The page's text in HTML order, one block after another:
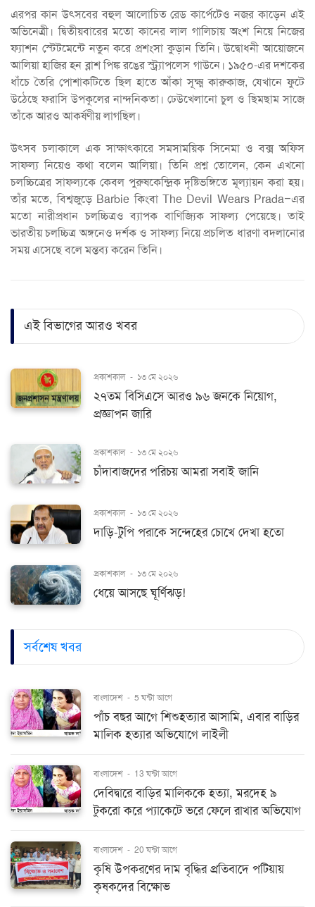
এরপর কান উৎসবের বহুল আলোচিত রেড কার্পেটেও নজর কাড়েন এই
অভিনেত্রী। দ্বিতীয়বারের মতো কানের লাল গালিচায় অংশ নিয়ে নিজের
ফ্যাশন স্টেটমেন্টে নতুন করে প্রশংসা কুড়ান তিনি। উদ্বোধনী আয়োজনে
আলিয়া হাজির হন ব্লাশ পিঙ্ক রঙের স্ট্র্যাপলেস গাউনে। ১৯৫০-এর দশকের
ধাঁচে তৈরি পোশাকটিতে ছিল হাতে আঁকা সূক্ষ্ম কারুকাজ, যেখানে ফুটে
উঠেছে ফরাসি উপকূলের নান্দনিকতা। ঢেউখেলানো চুল ও ছিমছাম সাজে
তাঁকে আরও আকর্ষণীয় লাগছিল।
উৎসব চলাকালে এক সাক্ষাৎকারে সমসাময়িক সিনেমা ও বক্স অফিস
সাফল্য নিয়েও কথা বলেন আলিয়া। তিনি প্রশ্ন তোলেন, কেন এখনো
চলচ্চিত্রের সাফল্যকে কেবল পুরুষকেন্দ্রিক দৃষ্টিভঙ্গিতে মূল্যায়ন করা হয়।
তাঁর মতে, বিশ্বজুড়ে Barbie কিংবা The Devil Wears Prada–এর
মতো নারীপ্রধান চলচ্চিত্রও ব্যাপক বাণিজ্যিক সাফল্য পেয়েছে। তাই
ভারতীয় চলচ্চিত্র অঙ্গনেও দর্শক ও সাফল্য নিয়ে প্রচলিত ধারণা বদলানোর
সময় এসেছে বলে মন্তব্য করেন তিনি।
এই বিভাগের আরও খবর
প্রকাশকাল - ১৩ মে ২০২৬
২৭তম বিসিএসে আরও ৯৬ জনকে নিয়োগ,
প্রজ্ঞাপন জারি
প্রকাশকাল - ১৩ মে ২০২৬
চাঁদাবাজদের পরিচয় আমরা সবাই জানি
প্রকাশকাল - ১৩ মে ২০২৬
দাড়ি-টুপি পরাকে সন্দেহের চোখে দেখা হতো
প্রকাশকাল - ১৩ মে ২০২৬
ধেয়ে আসছে ঘূর্ণিঝড়!
সর্বশেষ খবর
বাংলাদেশ - 5 ঘন্টা আগে
পাঁচ বছর আগে শিশুহত্যার আসামি, এবার বাড়ির
মালিক হত্যার অভিযোগে লাইলী
বাংলাদেশ - 13 ঘন্টা আগে
দেবিদ্বারে বাড়ির মালিককে হত্যা, মরদেহ ৯
টুকরো করে প্যাকেটে ভরে ফেলে রাখার অভিযোগ
বাংলাদেশ - 20 ঘন্টা আগে
কৃষি উপকরণের দাম বৃদ্ধির প্রতিবাদে পটিয়ায়
কৃষকদের বিক্ষোভ